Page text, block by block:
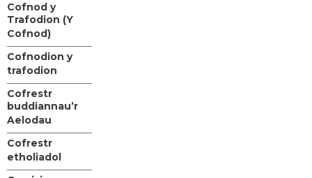
Cofnod y
Trafodion (Y
Cofnod)
Cofnodion y
trafodion
Cofrestr
buddiannau’r
Aelodau
Cofrestr
etholiadol